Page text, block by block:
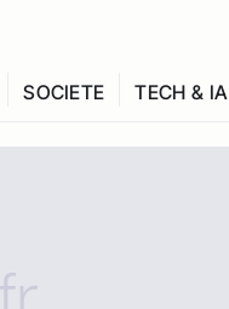
SOCIETE TECH & IA